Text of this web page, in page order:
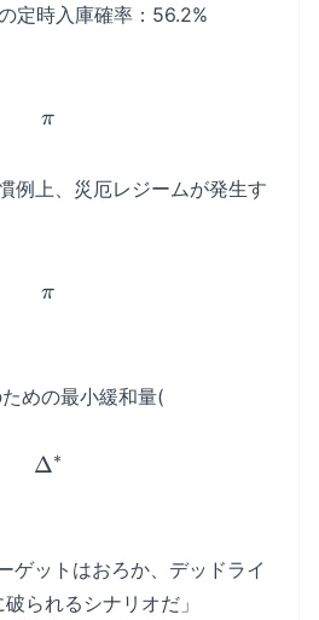
定時入庫確率：56.2%
\pi
π
例上、災厄レジームが発生す
\pi
π
めの最小緩和量(
\Delta^*
Δ∗
ゲットはおろか、デッドライ
られるシナリオだ」